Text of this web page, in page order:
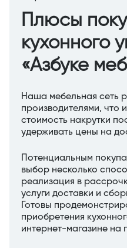
Плюсы
кухонного
«Азбуке
Наша мебельная сеть
производителями, что
стоимость накрутки
удерживать цены на
Потенциальным
выбор несколько
реализация в
услуги доставки и
Готовы
приобретения
интернет-магазине на